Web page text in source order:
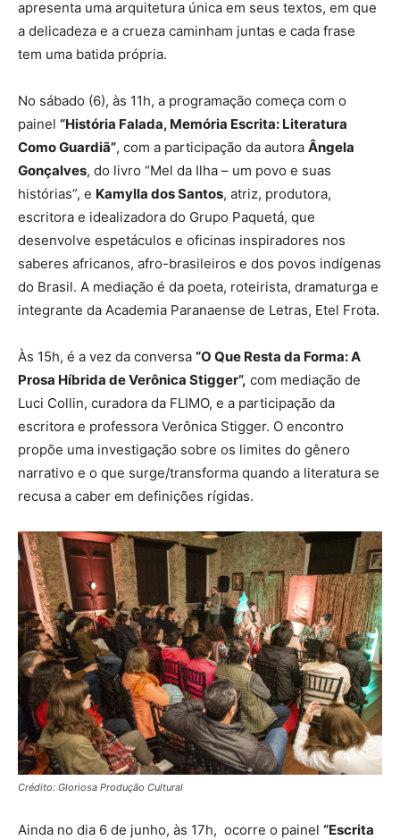
apresenta uma arquitetura única em seus textos, em que
a delicadeza e a crueza caminham juntas e cada frase
tem uma batida própria.
No sábado (6), às 11h, a programação começa com o
painel “História Falada, Memória Escrita: Literatura
Como Guardiã”, com a participação da autora Ângela
Gonçalves, do livro “Mel da Ilha – um povo e suas
histórias”, e Kamylla dos Santos, atriz, produtora,
escritora e idealizadora do Grupo Paquetá, que
desenvolve espetáculos e oficinas inspiradores nos
saberes africanos, afro-brasileiros e dos povos indígenas
do Brasil. A mediação é da poeta, roteirista, dramaturga e
integrante da Academia Paranaense de Letras, Etel Frota.
Às 15h, é a vez da conversa “O Que Resta da Forma: A
Prosa Híbrida de Verônica Stigger”, com mediação de
Luci Collin, curadora da FLIMO, e a participação da
escritora e professora Verônica Stigger. O encontro
propõe uma investigação sobre os limites do gênero
narrativo e o que surge/transforma quando a literatura se
recusa a caber em definições rígidas.
Crédito: Gloriosa Produção Cultural
Ainda no dia 6 de junho, às 17h, ocorre o painel “Escrita